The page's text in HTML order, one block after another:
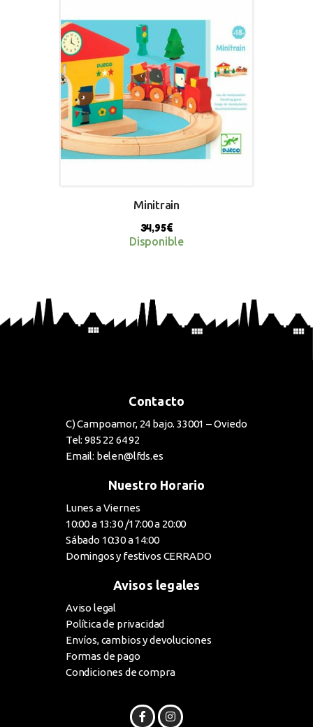
Minitrain
34,95€
Disponible
Contacto
C) Campoamor, 24 bajo. 33001 – Oviedo
Tel: 985 22 64 92
Email: belen@lfds.es
Nuestro Horario
Lunes a Viernes
10:00 a 13:30 /17:00 a 20:00
Sábado 10:30 a 14:00
Domingos y festivos CERRADO
Avisos legales
Aviso legal
Política de privacidad
Envíos, cambios y devoluciones
Formas de pago
Condiciones de compra